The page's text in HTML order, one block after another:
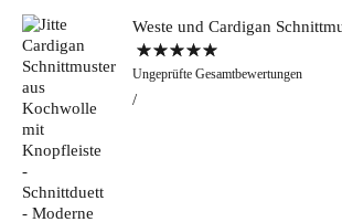
Weste und Cardigan
Bewertet mit
5.00von 5
Ungeprüfte Gesamtbewertungen